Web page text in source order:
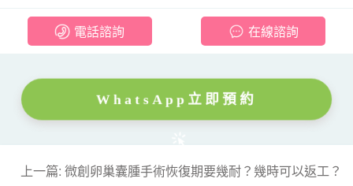
電話諮詢 在線諮詢
WhatsApp立即預約
上一篇: 微創卵巢囊腫手術恢復期要幾耐？幾時可以返工？